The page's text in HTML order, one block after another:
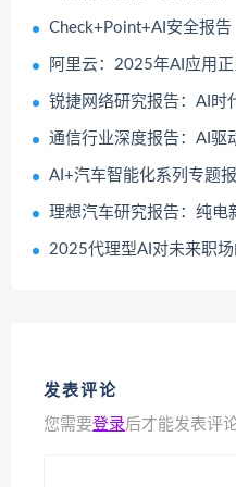
Check+Point+AI安全报告
阿里云：2025年AI应用正当
锐捷网络研究报告：AI时
通信行业深度报告：AI驱动光铜
AI+汽车智能化系列专题报
理想汽车研究报告：纯电新品开
2025代理型AI对未来职场的
发表评论
您需要登录后才能发表评